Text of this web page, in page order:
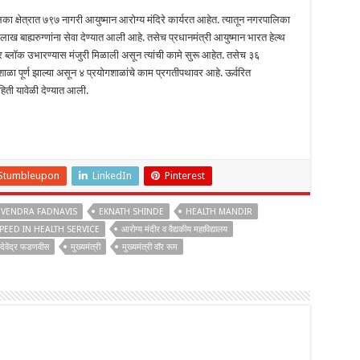
क्षेत्रात ७९७ नागरी आयुष्मान आरोग्य मंदिरे कार्यरत आहेत. त्यातून नगरपालिका
लाख बाह्यरुग्णांना सेवा देण्यात आली आहे. तसेच प्रधानमंत्री आयुष्मान भारत हेल्थ
ब्लॉक उभारण्यास मंजुरी मिळाली असून त्यांची कामे सुरू आहेत. तसेच ३६
पूर्ण झाल्या असून ४ प्रयोगशाळांचे काम प्रगतीपथावर आहे. ऊर्वरित
यावेळी देण्यात आली.
LinkedIn Pinterest
FADNAVIS EKNATH SHINDE
HEALTH MANDIR
IN HEALTH SERVICE
आरोग्य मंदीर व वैद्यकीय महाविद्यालय
देवेंद्र फडणवीस
मुख्यमंत्री मुख्यमंत्री वॉर रूम